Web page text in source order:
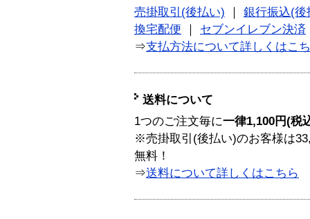
売掛取引(後払い)
銀行振込(後
換宅配便
セブンイレブン決済
⇒支払方法について詳しくはこ
送料について
1つのご注文毎に一律1,100円(税
※売掛取引(後払い)のお客様は
無料！
⇒送料について詳しくはこちら